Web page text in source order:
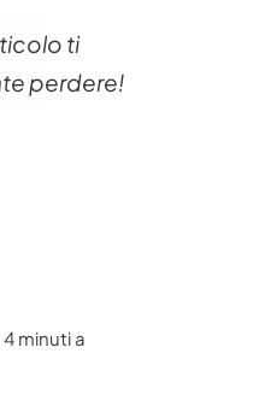
ti
perdere!
minuti a